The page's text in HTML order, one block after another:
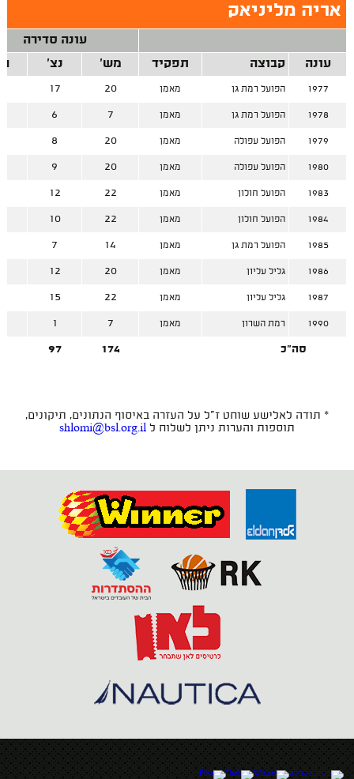
אריה מליניאק
עונה סדירה
עונה
קבוצה תפקיד מש' נצ'
1977 הפועל רמת גן מאמן 20
17
1978 הפועל רמת גן מאמן 7
6
1979 הפועל עפולה מאמן 20
8
1980 הפועל עפולה מאמן 20
9
1983 הפועל חולון מאמן 22
12
1984 הפועל חולון מאמן 22
10
1985 הפועל רמת גן מאמן 14
7
1986 גליל עליון מאמן 20
12
1987 גליל עליון מאמן 22
15
1990 רמת השרון מאמן 7
1
סה"כ 174
97
* תודה לאלישע שוחט ז"ל על העזרה באיסוף הנתונים, תיקונים,
תוספות והערות ניתן לשלוח ל shlomi@bsl.org.il